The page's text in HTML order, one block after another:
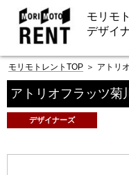
モリモ
デザイ
モリモトレントTOP ＞ アトリ
アトリオフラッツ菊
デザイナーズ